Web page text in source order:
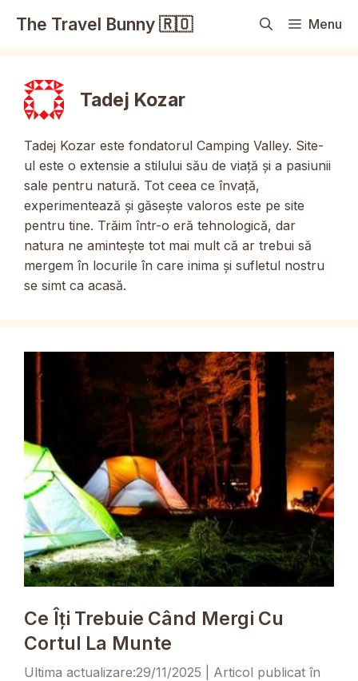
The Travel Bunny 🇷🇴 Menu
Tadej Kozar
Tadej Kozar este fondatorul Camping Valley. Site-
ul este o extensie a stilului său de viață și a pasiunii
sale pentru natură. Tot ceea ce învață,
experimentează și găsește valoros este pe site
pentru tine. Trăim într-o eră tehnologică, dar
natura ne amintește tot mai mult că ar trebui să
mergem în locurile în care inima și sufletul nostru
se simt ca acasă.
Ce Îți Trebuie Când Mergi Cu
Cortul La Munte
29/11/2025